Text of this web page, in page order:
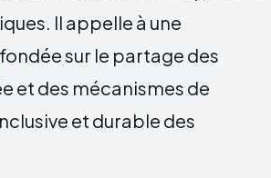
Il appelle à une
sur le partage des
et des mécanismes de
et durable des